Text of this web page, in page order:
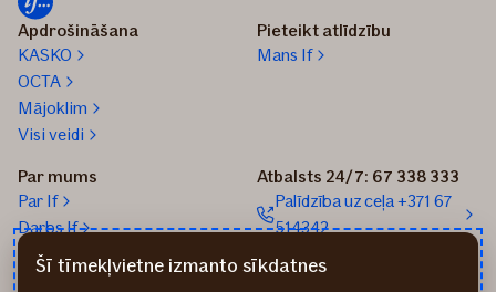
Apdrošināšana
KASKO
OCTA
Mājoklim
Visi veidi
Pieteikt atlīdzību
Mans If
Par mums
Par If
Darbs If
Medijiem
Atbalsts 24/7: 67 338 333
Palīdzība uz ceļa +371 67
514342
Sūtīt e-pastu: info@if.lv
Šī tīmekļvietne izmanto sīkdatnes